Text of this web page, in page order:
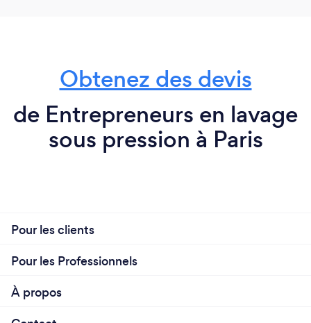
Obtenez des devis
de Entrepreneurs en lavage
sous pression à Paris
Pour les clients
Pour les Professionnels
À propos